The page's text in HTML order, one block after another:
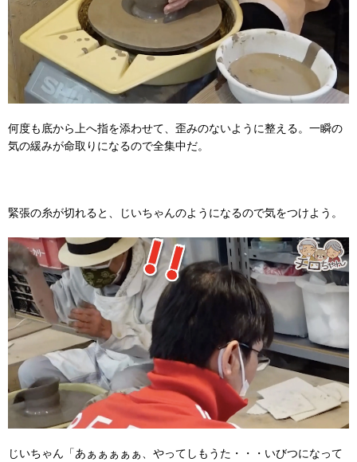
何度も底から上へ指を添わせて、歪みのないように整える。一瞬の
気の緩みが命取りになるので全集中だ。
緊張の糸が切れると、じいちゃんのようになるので気をつけよう。
じいちゃん「あぁぁぁぁぁ、やってしもうた・・・いびつになって